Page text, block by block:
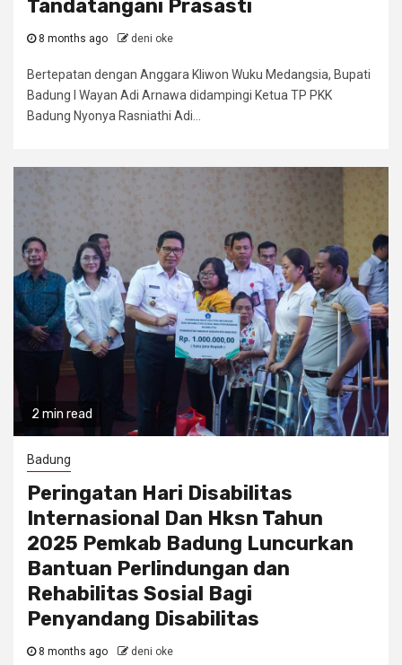
Tandatangani Prasasti
8 months ago deni oke
Bertepatan dengan Anggara Kliwon Wuku Medangsia, Bupati
Badung I Wayan Adi Arnawa didampingi Ketua TP PKK
Badung Nyonya Rasniathi Adi...
2 min read
Badung
Peringatan Hari Disabilitas
Internasional Dan Hksn Tahun
2025 Pemkab Badung Luncurkan
Bantuan Perlindungan dan
Rehabilitas Sosial Bagi
Penyandang Disabilitas
8 months ago deni oke